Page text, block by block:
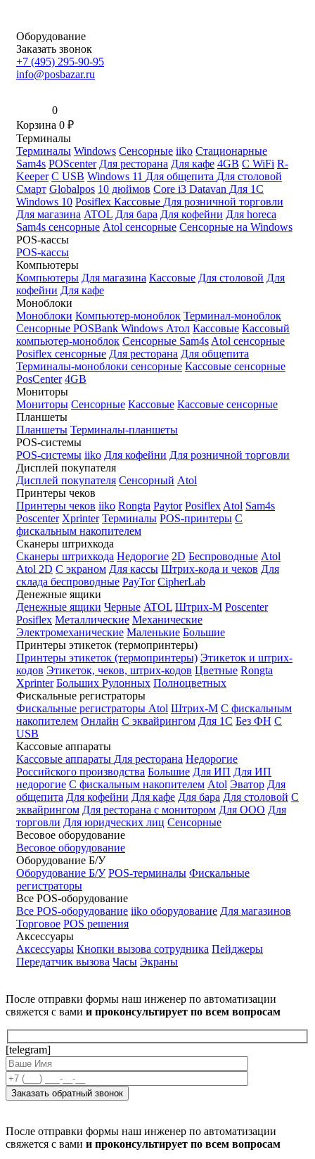
Оборудование
Заказать звонок
+7 (495) 295-90-95
info@posbazar.ru
0
Корзина 0 ₽
Терминалы
Терминалы Windows Сенсорные iiko Стационарные
Sam4s POScenter Для ресторана Для кафе 4GB С WiFi R-
Keeper С USB Windows 11 Для общепита Для столовой
Смарт Globalpos 10 дюймов Core i3 Datavan Для 1С
Windows 10 Posiflex Кассовые Для розничной торговли
Для магазина ATOL Для бара Для кофейни Для horeca
Sam4s сенсорные Atol сенсорные Сенсорные на Windows
POS-кассы
POS-кассы
Компьютеры
Компьютеры Для магазина Кассовые Для столовой Для
кофейни Для кафе
Моноблоки
Моноблоки Компьютер-моноблок Терминал-моноблок
Сенсорные POSBank Windows Атол Кассовые Кассовый
компьютер-моноблок Сенсорные Sam4s Atol сенсорные
Posiflex сенсорные Для ресторана Для общепита
Терминалы-моноблоки сенсорные Кассовые сенсорные
PosCenter 4GB
Мониторы
Мониторы Сенсорные Кассовые Кассовые сенсорные
Планшеты
Планшеты Терминалы-планшеты
POS-системы
POS-системы iiko Для кофейни Для розничной торговли
Дисплей покупателя
Дисплей покупателя Сенсорный Atol
Принтеры чеков
Принтеры чеков iiko Rongta Paytor Posiflex Atol Sam4s
Poscenter Xprinter Терминалы POS-принтеры С
фискальным накопителем
Сканеры штрихкода
Сканеры штрихкода Недорогие 2D Беспроводные Atol
Atol 2D С экраном Для кассы Штрих-кода и чеков Для
склада беспроводные PayTor CipherLab
Денежные ящики
Денежные ящики Черные ATOL Штрих-М Poscenter
Posiflex Металлические Механические
Электромеханические Маленькие Большие
Принтеры этикеток (термопринтеры)
Принтеры этикеток (термопринтеры) Этикеток и штрих-
кодов Этикеток, чеков, штрих-кодов Цветные Rongta
Xprinter Больших Рулонных Полноцветных
Фискальные регистраторы
Фискальные регистраторы Atol Штрих-М С фискальным
накопителем Онлайн С эквайрингом Для 1С Без ФН С
USB
Кассовые аппараты
Кассовые аппараты Для ресторана Недорогие
Российского производства Большие Для ИП Для ИП
недорогие С фискальным накопителем Atol Эватор Для
общепита Для кофейни Для кафе Для бара Для столовой С
эквайрингом Для ресторана с монитором Для ООО Для
торговли Для юридческих лиц Сенсорные
Весовое оборудование
Весовое оборудование
Оборудование Б/У
Оборудование Б/У POS-терминалы Фискальные
регистраторы
Все POS-оборудование
Все POS-оборудование iiko оборудование Для магазинов
Торговое POS решения
Аксессуары
Аксессуары Кнопки вызова сотрудника Пейджеры
Передатчик вызова Часы Экраны
После отправки формы наш инженер по автоматизации
свяжется с вами и проконсультирует по всем вопросам
[telegram]
После отправки формы наш инженер по автоматизации
свяжется с вами и проконсультирует по всем вопросам